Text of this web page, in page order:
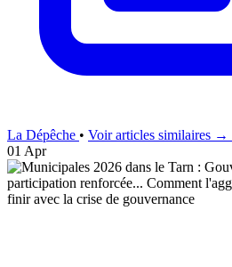
La Dépêche • Voir articles similaires →
01 Apr